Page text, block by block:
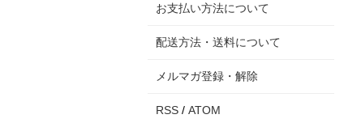
お支払い方法について
配送方法・送料について
メルマガ登録・解除
RSS / ATOM